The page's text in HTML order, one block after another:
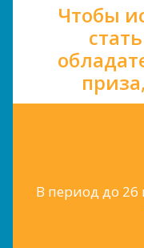
Чтобы
В период до 26